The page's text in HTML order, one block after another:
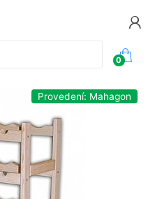
0
Provedení: Mahagon